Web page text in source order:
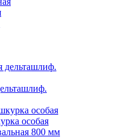
особая